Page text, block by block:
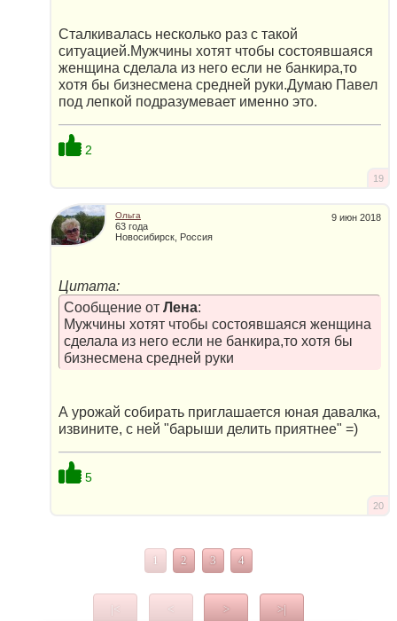
Сталкивалась несколько раз с такой
ситуацией.Мужчины хотят чтобы состоявшаяся
женщина сделала из него если не банкира,то
хотя бы бизнесмена средней руки.Думаю Павел
под лепкой подразумевает именно это.
2
19
9 июн 2018
Ольга
63 года
Новосибирск, Россия
Цитата:
Сообщение от Лена:
Мужчины хотят чтобы состоявшаяся женщина
сделала из него если не банкира,то хотя бы
бизнесмена средней руки
А урожай собирать приглашается юная давалка,
извините, с ней "барыши делить приятнее" =)
5
20
1 2 3 4
|< < > >|